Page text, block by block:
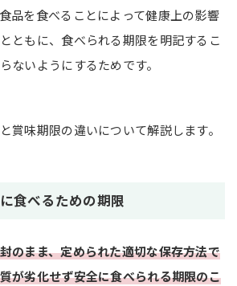
】食品別の消費期限・賞味期限
限はパック後2週間程度
品を食べることによって健康上の影響
ともに、食べられる期限を明記するこ
ないようにするためです。
賞味期限の違いについて解説します。
食べるための期限
のまま、定められた適切な保存方法で
が劣化せず安全に食べられる期限のこ